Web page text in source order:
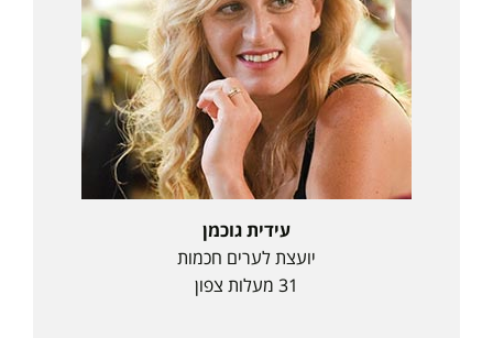
עידית גוכמן
יועצת לערים חכמות
31 מעלות צפון